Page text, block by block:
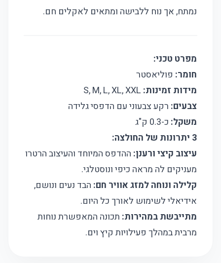
נמתח, אך נוח ללבישה ומתאים לאקלים חם.
מפרט טכני:
חומר: פוליאסטר
מידות זמינות:
צבעים: רקע צבעוני עם הדפסי גלידה
משקל: כ-0.3 ק"ג
3 יתרונות של החולצה:
עיצוב קיצי ורענן: ההדפס המיוחד והעיצוב הרטרו
מעניקים לה מראה כיפי ונוסטלגי.
קלילה ונוחה למזג אוויר חם: הבד נעים ונושם,
אידיאלי לשימוש לאורך כל היום.
מתייבשת במהירות: תכונה המאפשרת נוחות
מרבית במהלך פעילויות קיץ וים.